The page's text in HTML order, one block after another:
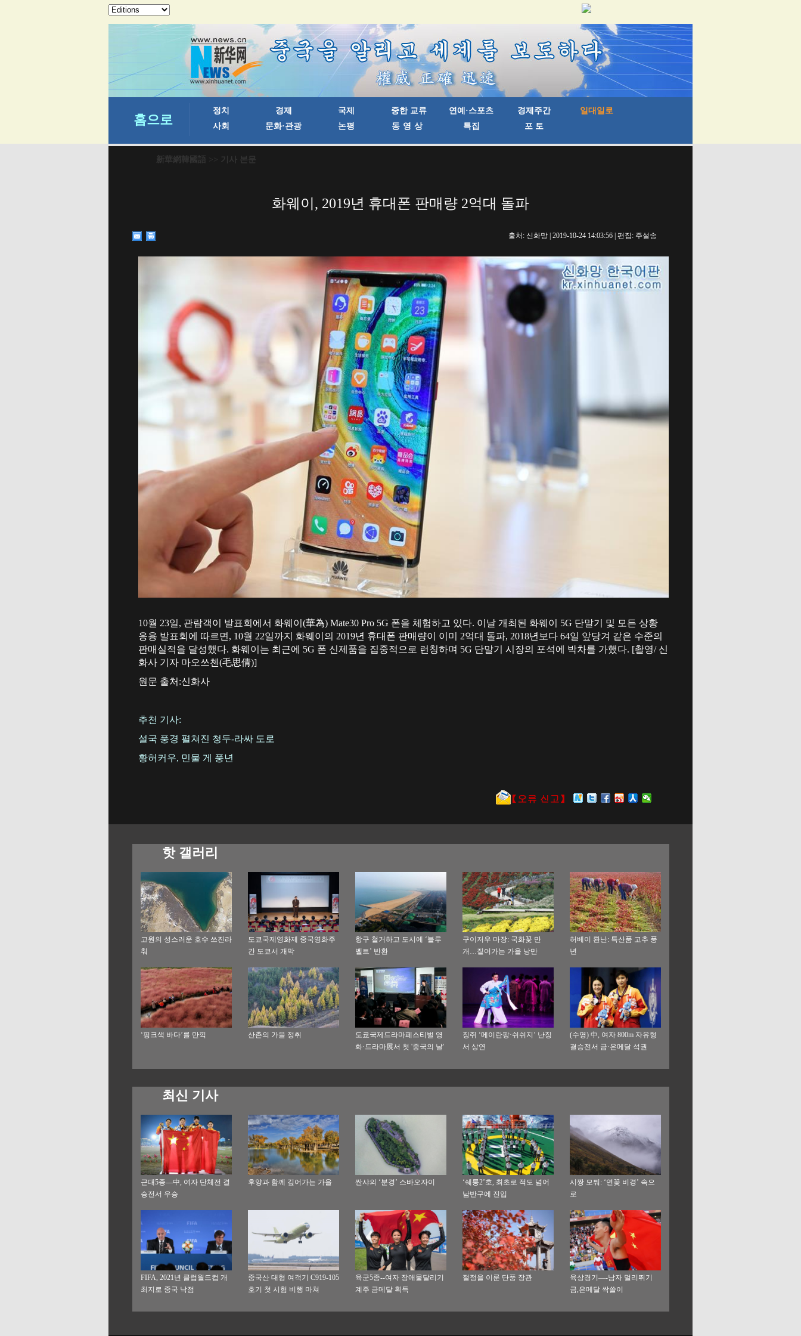
新華網韓國語 >> 기사 본문
화웨이, 2019년 휴대폰 판매량 2억대 돌파
출처: 신화망 | 2019-10-24 14:03:56 | 편집: 주설송
10월 23일, 관람객이 발표회에서 화웨이(華為) Mate30 Pro 5G 폰을 체험하고 있다. 이날 개최된 화웨이 5G 단말기 및 모든 상황
응용 발표회에 따르면, 10월 22일까지 화웨이의 2019년 휴대폰 판매량이 이미 2억대 돌파, 2018년보다 64일 앞당겨 같은 수준의
판매실적을 달성했다. 화웨이는 최근에 5G 폰 신제품을 집중적으로 런칭하며 5G 단말기 시장의 포석에 박차를 가했다. [촬영/ 신
화사 기자 마오쓰쳰(毛思倩)]
원문 출처:신화사
추천 기사:
설국 풍경 펼쳐진 청두-라싸 도로
황허커우, 민물 게 풍년
핫 갤러리
고원의 성스러운 호수 쓰진라
춰
도쿄국제영화제 중국영화주
간 도쿄서 개막
항구 철거하고 도시에 ‘블루
벨트’ 반환
구이저우 마장: 국화꽃 만
개…짙어가는 가을 낭만
허베이 롼난: 특산품 고추 풍
년
‘핑크색 바다’를 만끽 산촌의 가을 정취
도쿄국제드라마페스티벌 영
화·드라마展서 첫 '중국의 날'
징쥐 ‘메이란팡·쉬쉬지’ 난징
서 상연
(수영) 中, 여자 800m 자유형
결승전서 금·은메달 석권
최신 기사
근대5종—中, 여자 단체전 결
승전서 우승
후양과 함께 깊어가는 가을 싼샤의 ‘분경’ 스바오자이
‘쉐룽2’호, 최초로 적도 넘어
남반구에 진입
시짱 모퉈: ‘연꽃 비경’ 속으
로
FIFA, 2021년 클럽월드컵 개
최지로 중국 낙점
중국산 대형 여객기 C919-105
호기 첫 시험 비행 마쳐
육군5종--여자 장애물달리기
계주 금메달 획득
절정을 이룬 단풍 장관
육상경기—-남자 멀리뛰기
금,은메달 싹쓸이